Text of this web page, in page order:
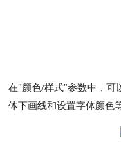
在"颜色/样式"参数中，可
体下画线和设置字体颜色